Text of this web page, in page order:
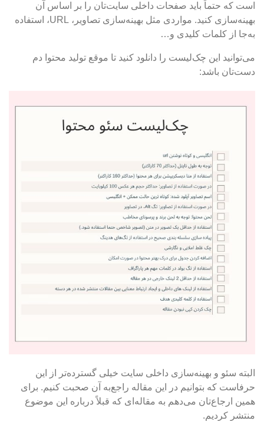
است که حتماً باید صفحات داخلی سایت‌تان را بر اساس آن
بهینه‌سازی کنید. مواردی مثل بهینه‌سازی تصاویر، URL، استفاده
به‌جا از کلمات کلیدی و…
می‌توانید این چک‌لیست را دانلود کنید تا موقع تولید محتوا دم
دست‌تان باشد:
البته سئو و بهینه‌سازی داخلی سایت خیلی گسترده‌تر از این
حرفاست که بتوانیم در این مقاله راجع‌به آن صحبت کنیم. برای
همین ارجاع‌تان می‌دهم به مقاله‌ای که قبلاً درباره این موضوع
منتشر کردیم.